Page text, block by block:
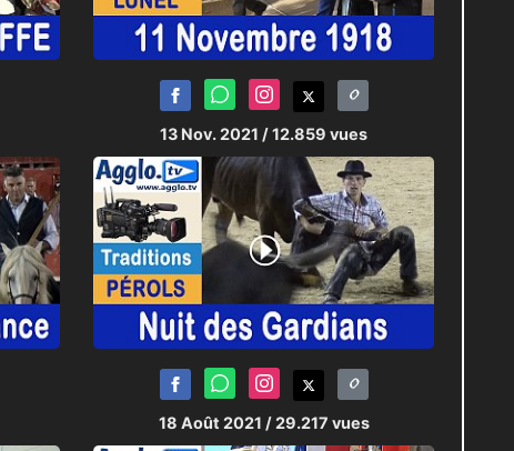
13 Nov. 2021 / 12.859 vues
18 Août 2021 / 29.217 vues